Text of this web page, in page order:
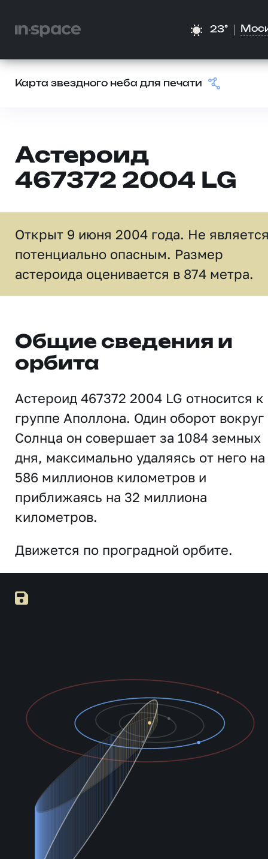
23°
Карта звездного неба для печати
Астероид
467372 2004 LG
Открыт 9 июня 2004 года. Не
потенциально опасным. Размер
астероида оценивается в 874 метра.
Общие сведения и
орбита
Астероид 467372 2004 LG относится к
группе Аполлона. Один оборот вокруг
Солнца он совершает за 1084 земных
дня, максимально удаляясь от него на
586 миллионов километров и
приближаясь на 32 миллиона
километров.
Движется по проградной орбите.